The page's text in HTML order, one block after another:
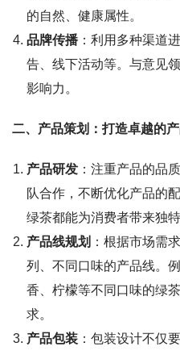
的自然、健康属性。
品牌传播 ：利用多种渠道
告、线下活动等。与意见
影响力。
二、产品策划：打造卓越的
产品研发 ：注重产品的品
队合作，不断优化产品的
绿茶都能为消费者带来独
产品线规划 ：根据市场需
列、不同口味的产品线。
香、柠檬等不同口味的绿
求。
产品包装 ：包装设计不仅